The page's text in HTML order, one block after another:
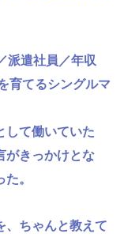
派遣社員／年収
育てるシングルマ
して働いていた
がきっかけとな
。
、ちゃんと教えて